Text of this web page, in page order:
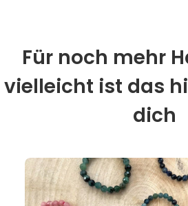
Für noch mehr
vielleicht ist das
dich